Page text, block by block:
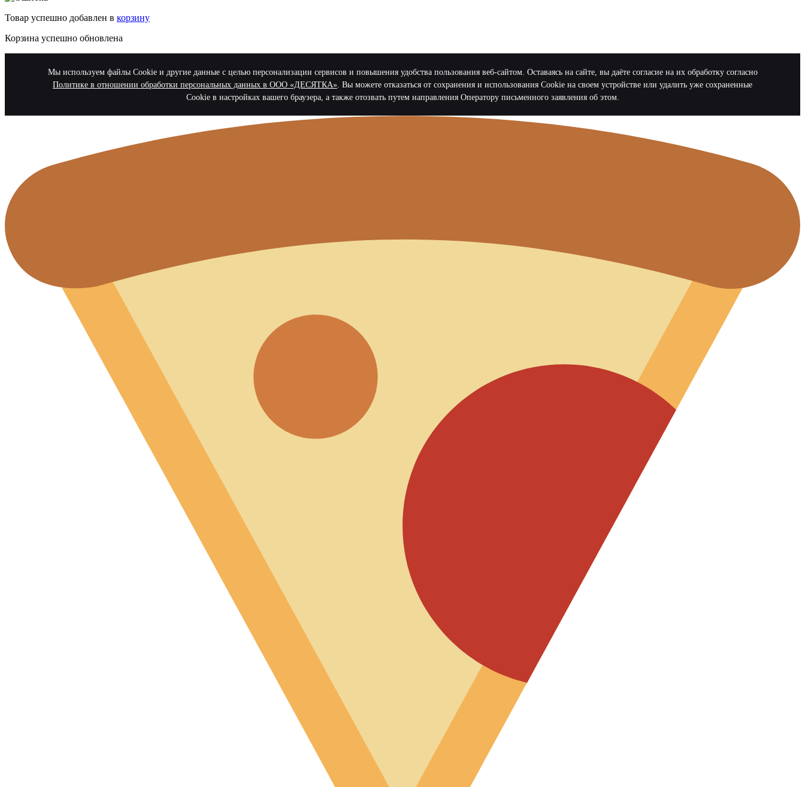
Товар успешно добавлен в корзину
Корзина успешно обновлена
Мы используем файлы Cookie и другие данные с целью персонализации сервисов и повышения удобства пользования веб-сайтом. Оставаясь на сайте, вы даёте согласие на их обработку согласно
Политике в отношении обработки персональных данных в ООО «ДЕСЯТКА». Вы можете отказаться от сохранения и использования Cookie на своем устройстве или удалить уже сохраненные
Cookie в настройках вашего браузера, а также отозвать путем направления Оператору письменного заявления об этом.